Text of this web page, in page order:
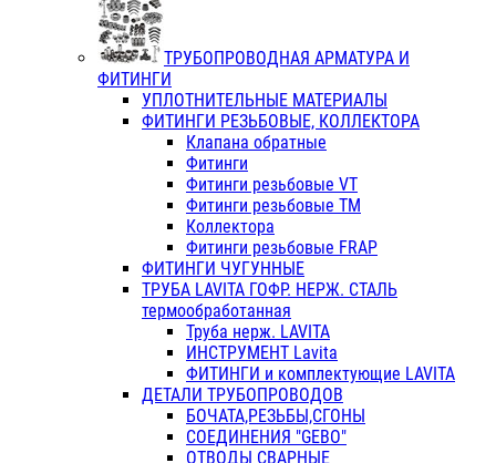
ТРУБОПРОВОДНАЯ АРМАТУРА И
ФИТИНГИ
УПЛОТНИТЕЛЬНЫЕ МАТЕРИАЛЫ
ФИТИНГИ РЕЗЬБОВЫЕ, КОЛЛЕКТОРА
Клапана обратные
Фитинги
Фитинги резьбовые VT
Фитинги резьбовые ТМ
Коллектора
Фитинги резьбовые FRAP
ФИТИНГИ ЧУГУННЫЕ
ТРУБА LAVITA ГОФР. НЕРЖ. СТАЛЬ
термообработанная
Труба нерж. LAVITA
ИНСТРУМЕНТ Lavita
ФИТИНГИ и комплектующие LAVITA
ДЕТАЛИ ТРУБОПРОВОДОВ
БОЧАТА,РЕЗЬБЫ,СГОНЫ
СОЕДИНЕНИЯ "GEBO"
ОТВОДЫ СВАРНЫЕ